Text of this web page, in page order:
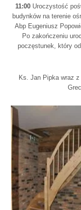
11:00 Uroczystość
budynków na terenie
Abp Eugeniusz
Po zakończeniu
poczęstunek, który
Ks. Jan Pipka wraz z